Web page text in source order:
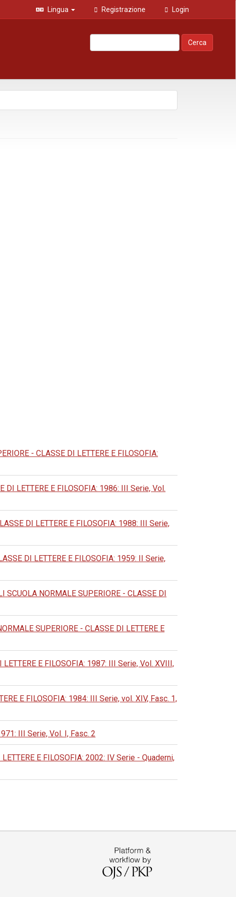
Lingua Registrazione Login
Cerca
- CLASSE DI LETTERE E FILOSOFIA:
DI LETTERE E FILOSOFIA: 1986: III Serie, Vol.
DI LETTERE E FILOSOFIA: 1988: III Serie,
DI LETTERE E FILOSOFIA: 1959: II Serie,
SCUOLA NORMALE SUPERIORE - CLASSE DI
SUPERIORE - CLASSE DI LETTERE E
E FILOSOFIA: 1987: III Serie, Vol. XVIII,
E FILOSOFIA: 1984: III Serie, vol. XIV, Fasc. 1,
III Serie, Vol. I, Fasc. 2
E FILOSOFIA: 2002: IV Serie - Quaderni,